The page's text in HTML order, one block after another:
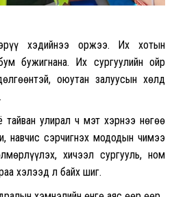
хэдийнээ оржээ. Их хотын
бужигнана. Их сургуулийн ойр
оюутан залуусын хөлд
тайван улирал ч мэт хэрнээ нөгөө
навчис сэрчигнэх мододын чимээ
хичээл сургууль, ном
хэлээд л байх шиг.